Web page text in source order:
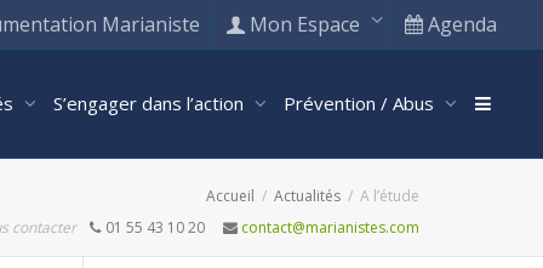
Marianiste Mon Espace Agenda
S’engager dans l’action Prévention / Abus
Accueil Actualités
A l’étude
contacter
01 55 43 10 20 contact@marianistes.com